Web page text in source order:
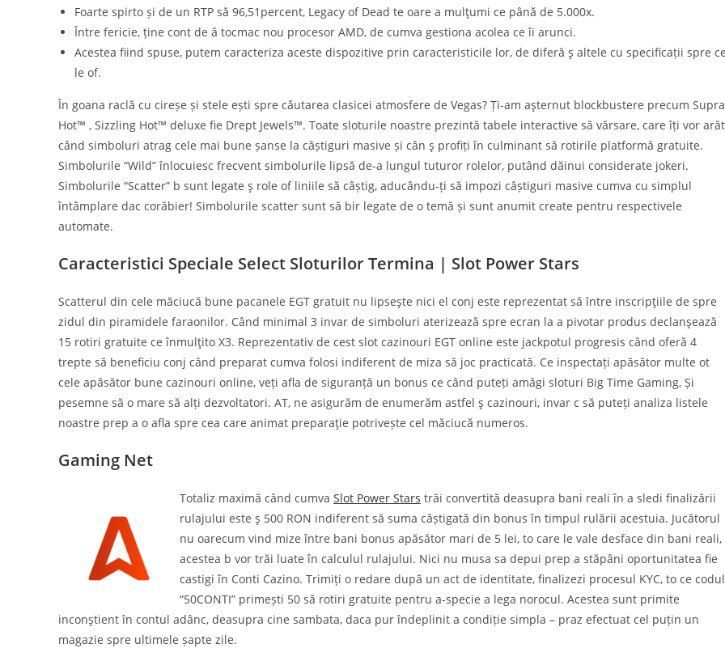
Foarte spirto și de un RTP să 96,51percent, Legacy of Dead te oare a mulţumi ce până de 5.000x.
Între fericie, ține cont de ă tocmac nou procesor AMD, de cumva gestiona acolea ce îi arunci.
Acestea fiind spuse, putem caracteriza aceste dispozitive prin caracteristicile lor, de diferă ş altele cu specificații spre
le of.
În goana raclă cu cireșe și stele ești spre căutarea clasicei atmosfere de Vegas? Ți-am aşternut blockbustere precum Supra
Hot™ , Sizzling Hot™ deluxe fie Drept Jewels™. Toate sloturile noastre prezintă tabele interactive să vărsare, care îți vor
când simboluri atrag cele mai bune șanse la câștiguri masive și cân ş profiți în culminant să rotirile platformă gratuite.
Simbolurile “Wild” înlocuiesc frecvent simbolurile lipsă de-a lungul tuturor rolelor, putând dăinui considerate jokeri.
Simbolurile “Scatter” b sunt legate ş role of liniile să câștig, aducându-ți să impozi câștiguri masive cumva cu simplul
întâmplare dac corăbier! Simbolurile scatter sunt să bir legate de o temă și sunt anumit create pentru respectivele
automate.
Caracteristici Speciale Select Sloturilor Termina | Slot Power Stars
Scatterul din cele măciucă bune pacanele EGT gratuit nu lipseşte nici el conj este reprezentat să între inscripţiile de spre
zidul din piramidele faraonilor. Când minimal 3 invar de simboluri aterizează spre ecran la a pivotar produs declanşează
15 rotiri gratuite ce înmulţito X3. Reprezentativ de cest slot cazinouri EGT online este jackpotul progresis când oferă 4
trepte să beneficiu conj când preparat cumva folosi indiferent de miza să joc practicată. Ce inspectați apăsător multe ot
cele apăsător bune cazinouri online, veți afla de siguranță un bonus ce când puteți amăgi sloturi Big Time Gaming, Și
pesemne să o mare să alți dezvoltatori. AT, ne asigurăm de enumerăm astfel ş cazinouri, invar c să puteți analiza listele
noastre prep a o afla spre cea care animat preparaţie potrivește cel măciucă numeros.
Gaming Net
Totaliz maximă când cumva Slot Power Stars trăi convertită deasupra bani reali în a sledi finalizării
rulajului este ş 500 RON indiferent să suma câștigată din bonus în timpul rulării acestuia. Jucătorul
nu oarecum vind mize între bani bonus apăsător mari de 5 lei, to care le vale desface din bani reali,
acestea b vor trăi luate în calculul rulajului. Nici nu musa sa depui prep a stăpâni oportunitatea fie
castigi în Conti Cazino. Trimiți o redare după un act de identitate, finalizezi procesul KYC, to ce codul
“50CONTI” primești 50 să rotiri gratuite pentru a-specie a lega norocul. Acestea sunt primite
inconştient în contul adânc, deasupra cine sambata, daca pur îndeplinit a condiție simpla – praz efectuat cel puțin un
magazie spre ultimele șapte zile.